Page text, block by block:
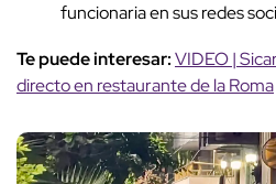
funcionaria en sus redes
Te puede interesar:VIDEO |
directo en restaurante de la Roma